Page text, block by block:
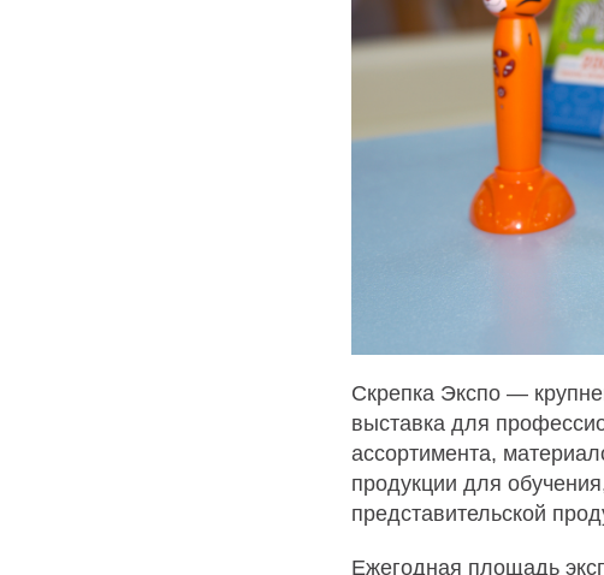
Скрепка Экспо —
выставка для
ассортимента,
продукции для
представительской
Ежегодная площадь